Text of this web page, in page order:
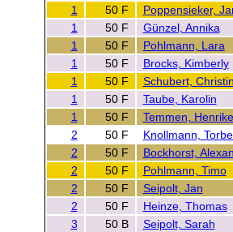
1
50 F
Poppensieker,
1
50 F
Günzel, Annika
1
50 F
Pohlmann, Lara
1
50 F
Brocks, Kimberly
1
50 F
Schubert,
1
50 F
Taube, Karolin
1
50 F
Temmen, Henrike
2
50 F
Knollmann,
2
50 F
Bockhorst,
2
50 F
Pohlmann, Timo
2
50 F
Seipolt, Jan
2
50 F
Heinze, Thomas
3
50 B
Seipolt, Sarah